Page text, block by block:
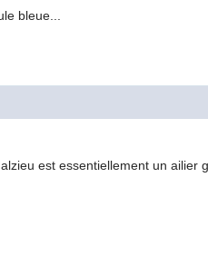
bleue...
est essentiellement un ailier